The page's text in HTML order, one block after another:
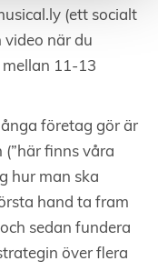
(ett socialt
video när du
mellan 11-13
företag gör är
finns våra
hur man ska
hand ta fram
sedan fundera
över flera